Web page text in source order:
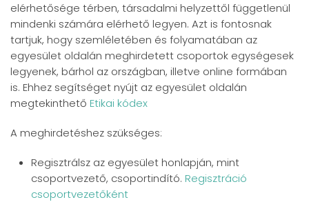
elérhetősége térben, társadalmi helyzettől függetlenül
mindenki számára elérhető legyen. Azt is fontosnak
tartjuk, hogy szemléletében és folyamatában az
egyesület oldalán meghirdetett csoportok egységesek
legyenek, bárhol az országban, illetve online formában
is. Ehhez segítséget nyújt az egyesület oldalán
megtekinthető Etikai kódex
A meghirdetéshez szükséges:
Regisztrálsz az egyesület honlapján, mint
csoportvezető, csoportindító. Regisztráció
csoportvezetőként